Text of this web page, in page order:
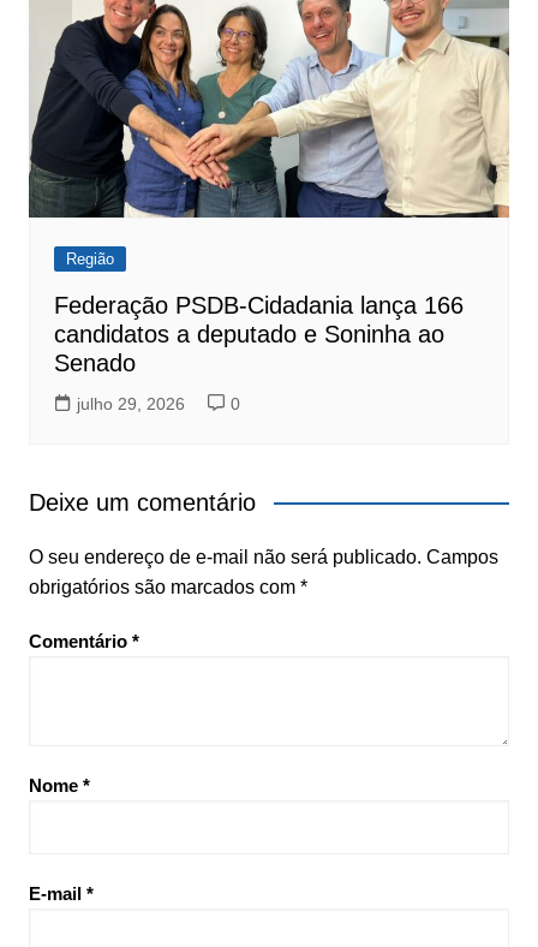
Região
Federação PSDB-Cidadania lança 166
candidatos a deputado e Soninha ao
Senado
julho 29, 2026 0
Deixe um comentário
O seu endereço de e-mail não será publicado. Campos
obrigatórios são marcados com *
Comentário *
Nome *
E-mail *